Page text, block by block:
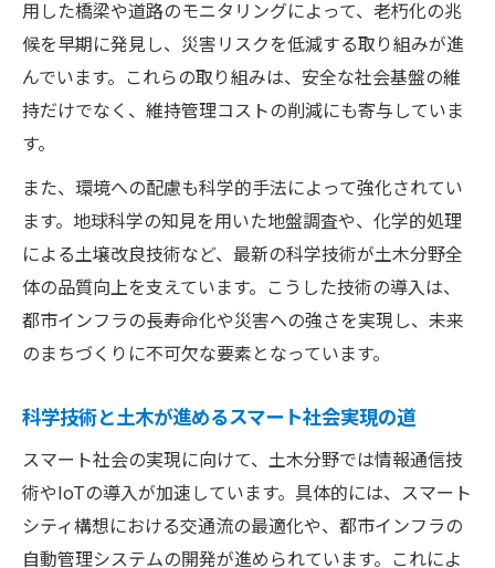
用した橋梁や道路のモニタリングによって、老朽化の兆
候を早期に発見し、災害リスクを低減する取り組みが進
んでいます。これらの取り組みは、安全な社会基盤の維
持だけでなく、維持管理コストの削減にも寄与していま
す。
また、環境への配慮も科学的手法によって強化されてい
ます。地球科学の知見を用いた地盤調査や、化学的処理
による土壌改良技術など、最新の科学技術が土木分野全
体の品質向上を支えています。こうした技術の導入は、
都市インフラの長寿命化や災害への強さを実現し、未来
のまちづくりに不可欠な要素となっています。
科学技術と土木が進めるスマート社会実現の道
スマート社会の実現に向けて、土木分野では情報通信技
術やIoTの導入が加速しています。具体的には、スマート
シティ構想における交通流の最適化や、都市インフラの
自動管理システムの開発が進められています。これによ